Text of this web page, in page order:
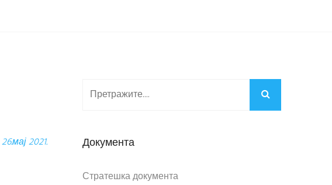
26.мај 2021. Документа
Стратешка документа